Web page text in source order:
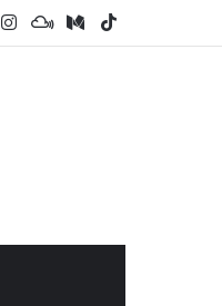
InstagramMixcloud
Medium